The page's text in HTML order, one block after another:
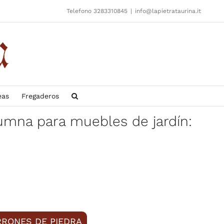
Telefono 3283310845 | info@lapietrataurina.it
Fregaderos
para muebles de jardín:
DE PIEDRA